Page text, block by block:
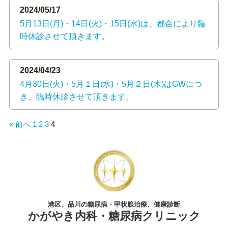
2024/05/17
5月13日(月)・14日(火)・15日(水)は、都合により臨
時休診させて頂きます。
2024/04/23
4月30日(火)・5月１日(水)・5月２日(木)はGWにつ
き、臨時休診させて頂きます。
« 前へ 1 2 3 4
港区、品川の糖尿病・甲状腺治療、健康診断
かがやき内科・糖尿病クリニック